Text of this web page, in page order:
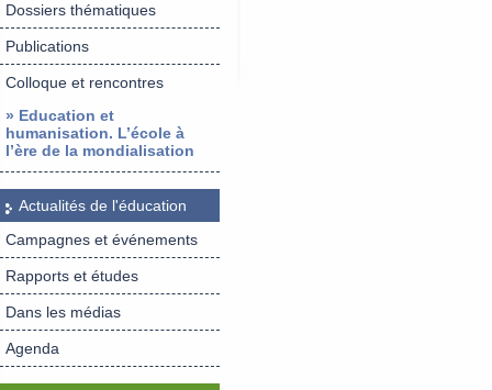
Dossiers thématiques
Publications
Colloque et rencontres
» Education et
humanisation. L’école à
l’ère de la mondialisation
Actualités de l'éducation
Campagnes et événements
Rapports et études
Dans les médias
Agenda